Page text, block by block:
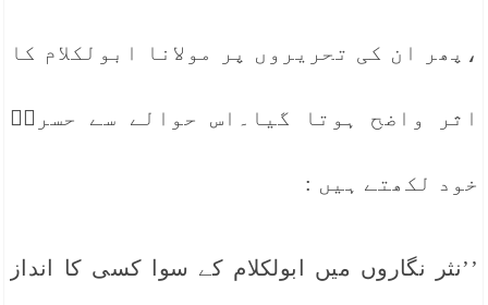
،پھر ان کی تحریروں پر مولانا ابولکلام کا
اثر واضح ہوتا گیا۔اس حوالے سے حسرتؔ
خود لکھتے ہیں :
’’نثر نگاروں میں ابولکلام کے سوا کسی کا انداز